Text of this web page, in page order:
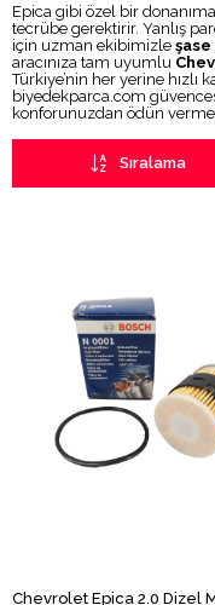
Epica gibi özel bir
tecrübe gerektirir. Yanlış
için uzman ekibimizle
aracınıza tam uyumlu
Türkiye’nin her yerine hızlı
biyedekparca.com
konforunuzdan ödün
Sıralama